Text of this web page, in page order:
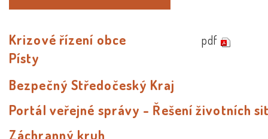
Krizové řízení obce
Písty
pdf
Bezpečný Středočeský Kraj
Portál veřejné správy - Řešení životních
Záchranný kruh